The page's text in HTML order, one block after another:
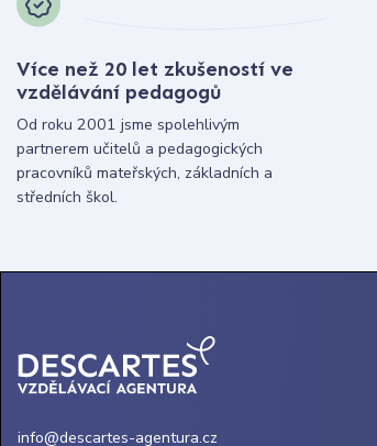
Více než 20 let zkušeností ve
vzdělávání pedagogů
Od roku 2001 jsme spolehlivým
partnerem učitelů a pedagogických
pracovníků mateřských, základních a
středních škol.
info@descartes-agentura.cz